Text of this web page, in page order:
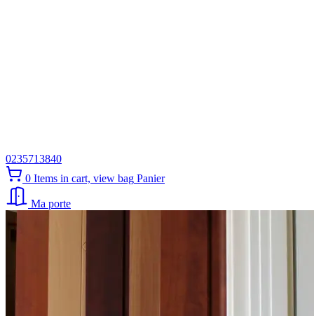
0235713840
0 Items in cart, view bag Panier
Ma porte